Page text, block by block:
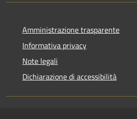
Amministrazione trasparente
Informativa privacy
Note legali
Dichiarazione di accessibilità